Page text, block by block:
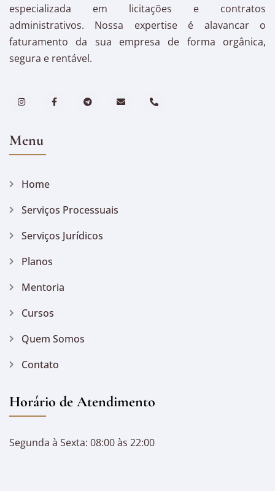
especializada em licitações e contratos
administrativos. Nossa expertise é alavancar o
faturamento da sua empresa de forma orgânica,
segura e rentável.
Menu
Home
Serviços Processuais
Serviços Jurídicos
Planos
Mentoria
Cursos
Quem Somos
Contato
Horário de Atendimento
Segunda à Sexta: 08:00 às 22:00